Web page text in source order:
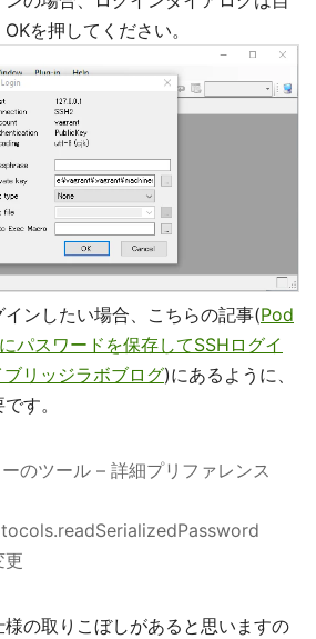
を押してください。
ンしたい場合、こちらの記事(Pod
パスワードを保存してSSHログイ
リッジラボブログ)にあるように、
す。
のツール – 詳細プリファレンス
更
様の取りこぼしがあると思いますの